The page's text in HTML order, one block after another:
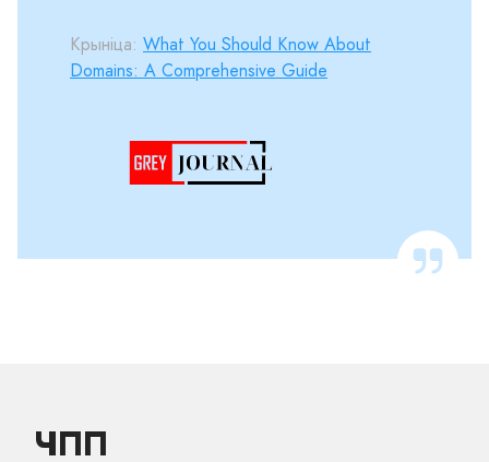
Крыніца: What You Should Know About
Domains: A Comprehensive Guide
ЧПП